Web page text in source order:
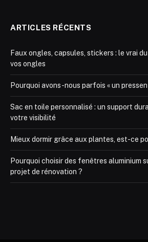
ARTICLES RÉCENTS
Faux ongles, capsules, stickers : le vrai
vos ongles
Pourquoi avons-nous parfois « un
Sac en toile personnalisé : un support
votre visibilité
Mieux dormir grâce aux plantes, est-ce
Pourquoi choisir des fenêtres aluminium
projet de rénovation ?